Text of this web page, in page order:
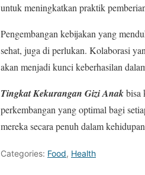
untuk meningkatkan praktik
Pengembangan kebijakan yang
sehat, juga di perlukan. Kolaborasi
akan menjadi kunci keberhasilan
Tingkat Kekurangan Gizi Anakbisa
perkembangan yang optimal bagi
mereka secara penuh dalam
Categories: Food, Health